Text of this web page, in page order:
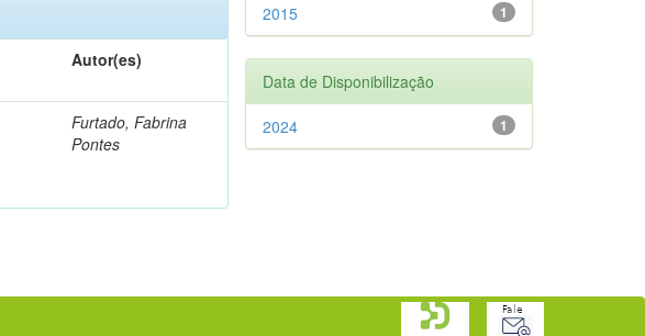
Autor(es)
Furtado, Fabrina
Pontes
1
2015
Data de Disponibilização
1
2024